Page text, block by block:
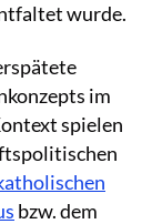
wurde.
im
spielen
bzw. dem